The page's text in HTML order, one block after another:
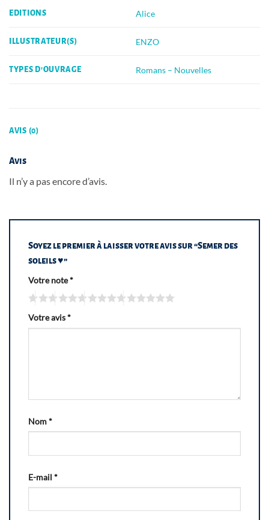
EDITIONS Alice
ILLUSTRATEUR(S) ENZO
TYPES D'OUVRAGE Romans – Nouvelles
AVIS (0)
Avis
Il n’y a pas encore d’avis.
Soyez le premier à laisser votre avis sur “Semer des
soleils ♥”
Votre note*
Votre avis*
Nom*
E-mail *